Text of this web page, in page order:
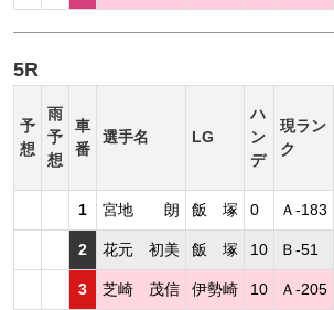
5R
予
想
雨
予
想
車
番
選手名 LG
ハ
ン
デ
現ラン
ク
1 宮地 朗 飯 塚 0 Ａ-183
2 花元 初美 飯 塚 10 Ｂ-51
3 芝崎 茂信 伊勢崎 10 Ａ-205